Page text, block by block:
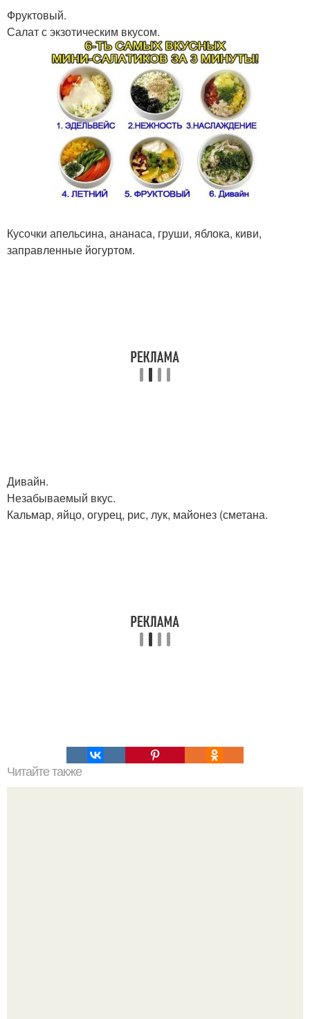
Фруктовый.
Салат с экзотическим вкусом.
Кусочки апельсина, ананаса, груши, яблока, киви,
заправленные йогуртом.
Дивайн.
Незабываемый вкус.
Кальмар, яйцо, огурец, рис, лук, майонез (сметана.
Читайте также